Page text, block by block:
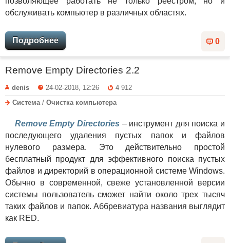
обслуживать компьютер в различных областях.
0
Подробнее
Remove Empty Directories 2.2
denis 24-02-2018, 12:26
4 912
Система/ Очистка компьютера
Remove Empty Directories – инструмент для поиска и
последующего удаления пустых папок и файлов
нулевого размера. Это действительно простой
бесплатный продукт для эффективного поиска пустых
файлов и директорий в операционной системе Windows.
Обычно в современной, свеже установленной версии
системы пользователь сможет найти около трех тысяч
таких файлов и папок. Аббревиатура названия выглядит
как RED.